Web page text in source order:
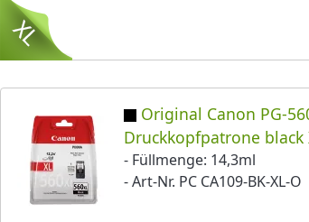
Original Canon PG-
Druckkopfpatrone black
- Füllmenge: 14,3ml
- Art-Nr. PC CA109-BK-XL-O